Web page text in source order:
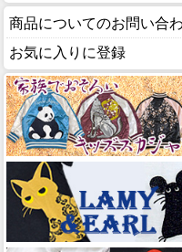
商品についてのお問い合
お気に入りに登録